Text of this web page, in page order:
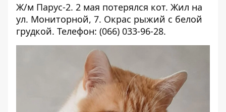
Ж/м Парус-2. 2 мая потерялся кот. Жил на
ул. Мониторной, 7. Окрас рыжий с белой
грудкой. Телефон: (066) 033-96-28.